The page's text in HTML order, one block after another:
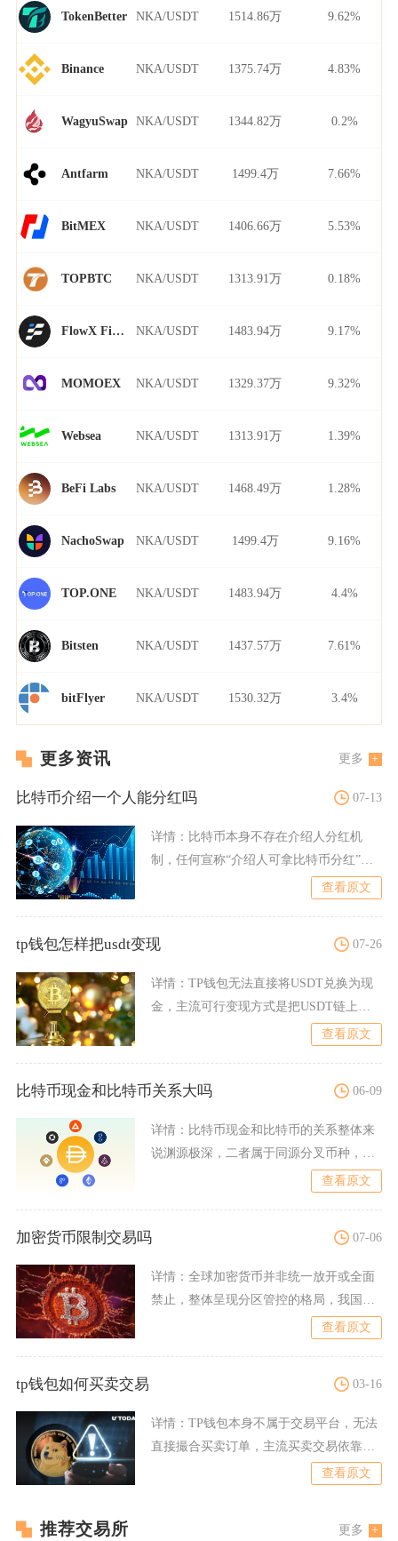
TokenBetter NKA/USDT 1514.86万 9.62%
Binance NKA/USDT 1375.74万 4.83%
WagyuSwap NKA/USDT 1344.82万 0.2%
Antfarm NKA/USDT 1499.4万 7.66%
BitMEX NKA/USDT 1406.66万 5.53%
TOPBTC NKA/USDT 1313.91万 0.18%
FlowX Finance NKA/USDT 1483.94万 9.17%
MOMOEX NKA/USDT 1329.37万 9.32%
Websea NKA/USDT 1313.91万 1.39%
BeFi Labs NKA/USDT 1468.49万 1.28%
NachoSwap NKA/USDT 1499.4万 9.16%
TOP.ONE NKA/USDT 1483.94万 4.4%
Bitsten NKA/USDT 1437.57万 7.61%
bitFlyer NKA/USDT 1530.32万 3.4%
更多资讯 更多
比特币介绍一个人能分红吗 07-13
详情： 比特币本身不存在介绍人分红机
制，任何宣称“介绍人可拿比特币分红”的
查看原文
tp钱包怎样把usdt变现 07-26
详情： TP钱包无法直接将USDT兑换为现
金，主流可行变现方式是把USDT链上转
查看原文
比特币现金和比特币关系大吗 06-09
详情： 比特币现金和比特币的关系整体来
说渊源极深，二者属于同源分叉币种，早
查看原文
加密货币限制交易吗 07-06
详情： 全球加密货币并非统一放开或全面
禁止，整体呈现分区管控的格局，我国境
查看原文
tp钱包如何买卖交易 03-16
详情： TP钱包本身不属于交易平台，无法
直接撮合买卖订单，主流买卖交易依靠内
查看原文
推荐交易所 更多